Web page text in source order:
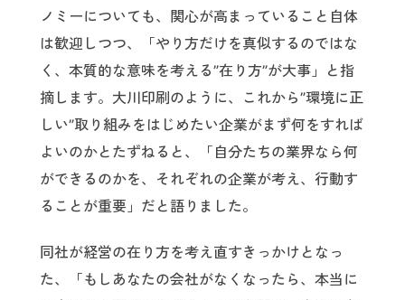
ノミーについても、関心が高まっていること自体
は歓迎しつつ、「やり方だけを真似するのではな
く、本質的な意味を考える”在り方”が大事」と指
摘します。大川印刷のように、これから”環境に正
しい”取り組みをはじめたい企業がまず何をすれば
よいのかとたずねると、「自分たちの業界なら何
ができるのかを、それぞれの企業が考え、行動す
ることが重要」だと語りました。
同社が経営の在り方を考え直すきっかけとなっ
た、「もしあなたの会社がなくなったら、本当に